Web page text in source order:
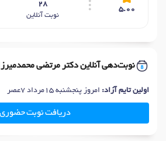
5.00
28
نوبت آنلاین
نوبت‌دهی آنلاین دکتر مرتضی
اولین تایم آزاد: امروز پنجشنبه 15مرداد 7عصر
دریافت نوبت حضوری